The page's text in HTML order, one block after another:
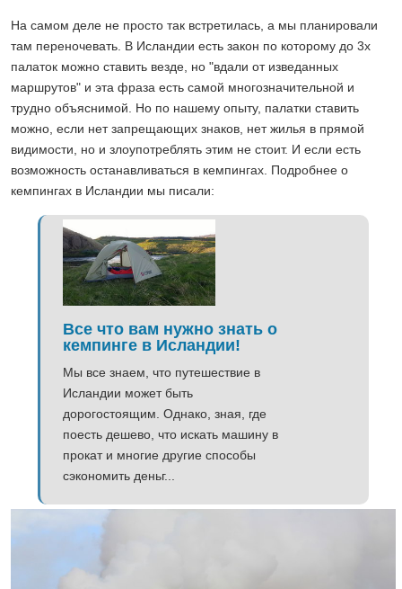
На самом деле не просто так встретилась, а мы планировали
там переночевать. В Исландии есть закон по которому до 3х
палаток можно ставить везде, но "вдали от изведанных
маршрутов" и эта фраза есть самой многозначительной и
трудно объяснимой. Но по нашему опыту, палатки ставить
можно, если нет запрещающих знаков, нет жилья в прямой
видимости, но и злоупотреблять этим не стоит. И если есть
возможность останавливаться в кемпингах. Подробнее о
кемпингах в Исландии мы писали:
Все что вам нужно знать о
кемпинге в Исландии!
Мы все знаем, что путешествие в
Исландии может быть
дорогостоящим. Однако, зная, где
поесть дешево, что искать машину в
прокат и многие другие способы
сэкономить деньг...